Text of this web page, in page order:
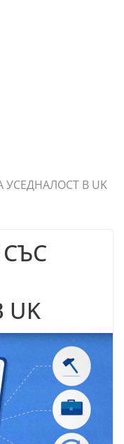
УСЕДНАЛОСТ В UK